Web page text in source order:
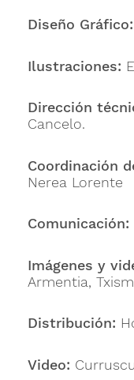
Diseño Gráfico:
Ilustraciones:
Dirección
Cancelo.
Coordinación
Nerea Lorente
Comunicación:
Imágenes y
Armentia,
Distribución:
Video: Curruscu